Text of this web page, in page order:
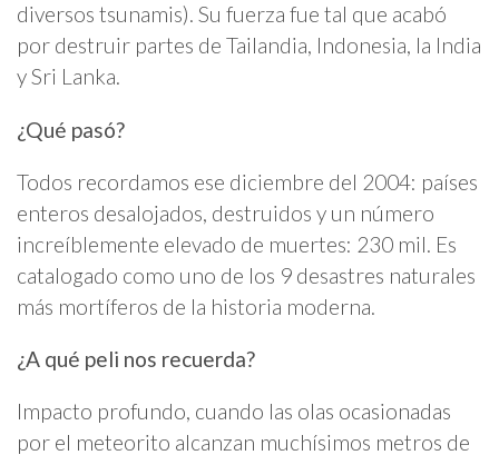
diversos tsunamis). Su fuerza fue tal que acabó
por destruir partes de Tailandia, Indonesia, la India
y Sri Lanka.
¿Qué pasó?
Todos recordamos ese diciembre del 2004: países
enteros desalojados, destruidos y un número
increíblemente elevado de muertes: 230 mil. Es
catalogado como uno de los 9 desastres naturales
más mortíferos de la historia moderna.
¿A qué peli nos recuerda?
Impacto profundo, cuando las olas ocasionadas
por el meteorito alcanzan muchísimos metros de